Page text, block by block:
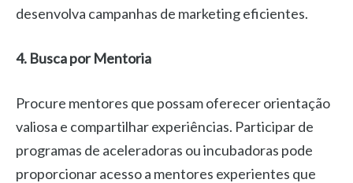
desenvolva campanhas de marketing eficientes.
4. Busca por Mentoria
Procure mentores que possam oferecer orientação
valiosa e compartilhar experiências. Participar de
programas de aceleradoras ou incubadoras pode
proporcionar acesso a mentores experientes que